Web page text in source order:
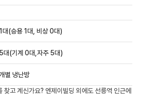
1 대(승용 1대, 비상 0대)
5대(기계 0대,자주 5대)
별 냉난방
찾고 계신가요? 엔제이빌딩 외에도 선릉역 인근에